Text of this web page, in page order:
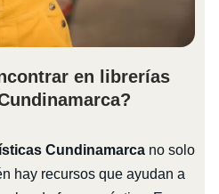
en librerías
Cundinamarcano solo
hay recursos que ayudan a